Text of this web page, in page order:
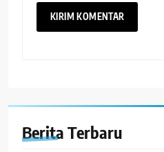
Berita Terbaru